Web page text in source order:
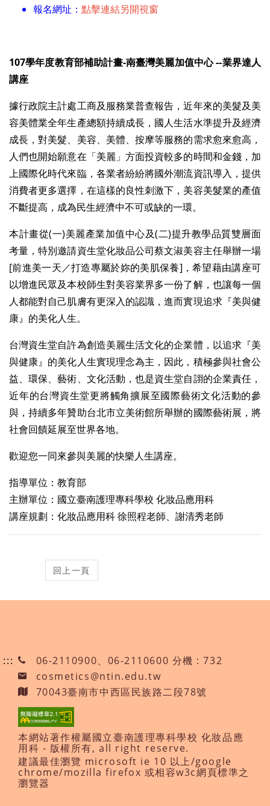
報名網址： 點擊連結另開視窗
107學年度教育部補助計畫-南臺灣美麗加值中心 --業界達人
講座
據行政院主計處工商及服務業普查報告，近年來的美髮及美
容美體業全年生產總額持續成長，國人生活水準提升及經濟
成長，對美髮、美容、美體、按摩等服務的需求愈來愈高，
人們也開始願意在「美麗」方面投資較多的時間和金錢，加
上國際化時代來臨，各業者紛紛將國外潮流資訊導入，提供
消費者更多選擇，在這樣的良性刺激下，美容美髮業的產值
不斷提高，成為民生經濟中不可或缺的一環。
本計畫從(一)美麗產業加值中心及(二)提升教學品質雙層面
考量，特別邀請資生堂化妝品公司蔡文淑美容主任舉辦一場
[前進美一天／打造專屬於妳的美肌保養]，希望藉由講座可
以增進民眾及本校師生對美容業界多一份了解，也讓每一個
人都能對自己肌膚有更深入的認識，進而實現追求『美與健
康』的美化人生。
台灣資生堂自許為創造美麗生活文化的企業體，以追求『美
與健康』的美化人生實現理念為主，因此，積極參與社會公
益、環保、藝術、文化活動，也是資生堂自詡的企業責任，
近年的台灣資生堂更將觸角擴展至國際藝術文化活動的參
與，持續多年贊助台北市立美術館所舉辦的國際藝術展，將
社會回饋延展至世界各地。
歡迎您一同來參與美麗的快樂人生講座。
指導單位：教育部
主辦單位：國立臺南護理專科學校 化妝品應用科
講座規劃：化妝品應用科 徐照程老師、謝清秀老師
:::
06-2110900、06-2110600 分機 : 732
cosmetics@ntin.edu.tw
70043臺南市中西區民族路二段78號
本網站著作權屬國立臺南護理專科學校 化妝品應
用科 - 版權所有, all right reserve.
建議最佳瀏覽 microsoft ie 10 以上/google
chrome/mozilla firefox 或相容w3c網頁標準之
瀏覽器